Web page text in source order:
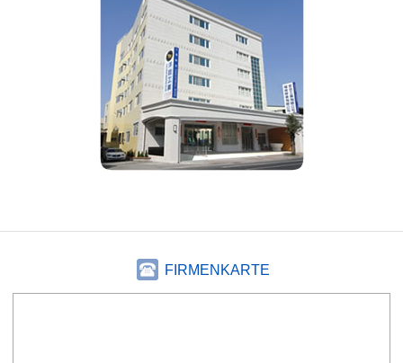
FIRMENKARTE